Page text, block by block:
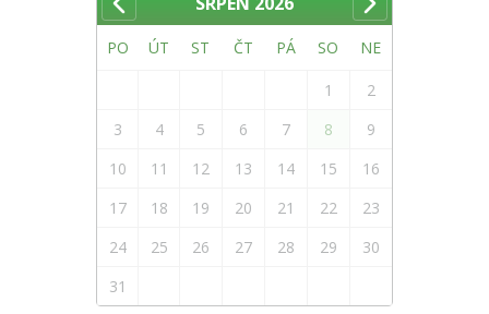
PO ÚT ST ČT PÁ SO NE
1
2
3
4 5 6 7 8
9
10
11 12 13 14 15
16
17
18 19 20 21 22
23
24
25 26 27 28 29
30
31